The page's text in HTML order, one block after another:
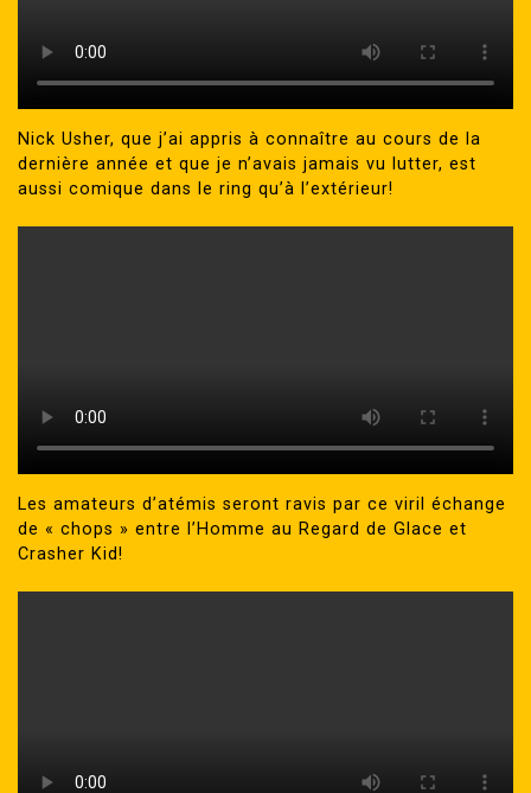
Nick Usher, que j’ai appris à connaître au cours de la
dernière année et que je n’avais jamais vu lutter, est
aussi comique dans le ring qu’à l’extérieur!
Les amateurs d’atémis seront ravis par ce viril échange
de « chops » entre l’Homme au Regard de Glace et
Crasher Kid!